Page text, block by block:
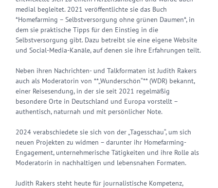
medial begleitet. 2021 veröffentlichte sie das Buch
*Homefarming – Selbstversorgung ohne grünen Daumen*, in
dem sie praktische Tipps für den Einstieg in die
Selbstversorgung gibt. Dazu betreibt sie eine eigene Website
und Social-Media-Kanäle, auf denen sie ihre Erfahrungen teilt.
Neben ihren Nachrichten- und Talkformaten ist Judith Rakers
auch als Moderatorin von **„Wunderschön“** (WDR) bekannt,
einer Reisesendung, in der sie seit 2021 regelmäßig
besondere Orte in Deutschland und Europa vorstellt –
authentisch, naturnah und mit persönlicher Note.
2024 verabschiedete sie sich von der „Tagesschau“, um sich
neuen Projekten zu widmen – darunter ihr Homefarming-
Engagement, unternehmerische Tätigkeiten und ihre Rolle als
Moderatorin in nachhaltigen und lebensnahen Formaten.
Judith Rakers steht heute für journalistische Kompetenz,